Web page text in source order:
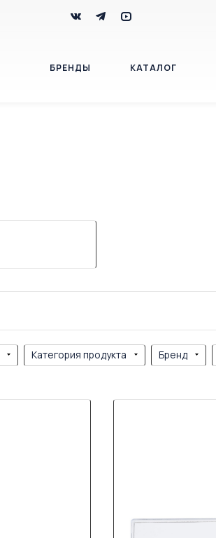
БРЕНДЫ КАТАЛОГ
Категория продукта Бренд